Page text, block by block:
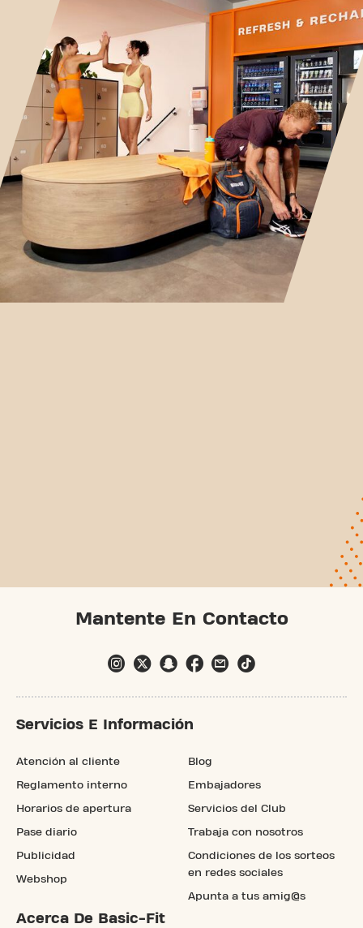
Mantente En Contacto
Servicios E Información
Atención al cliente
Reglamento interno
Horarios de apertura
Pase diario
Publicidad
Webshop
Blog
Embajadores
Servicios del Club
Trabaja con nosotros
Condiciones de los sorteos
en redes sociales
Apunta a tus amig@s
Acerca De Basic-Fit